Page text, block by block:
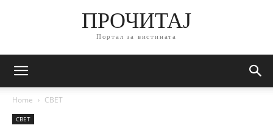
ПРОЧИТАЈ
Портал за вистината
Home СВЕТ
СВЕТ